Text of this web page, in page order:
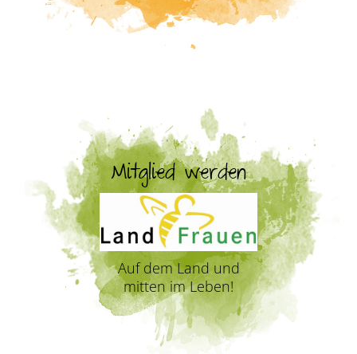
Mitglied werden
Auf dem Land und
mitten im Leben!